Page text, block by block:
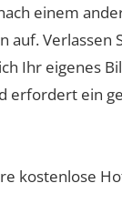
einem
Verlassen
Ihr eigenes
ein
kostenlose